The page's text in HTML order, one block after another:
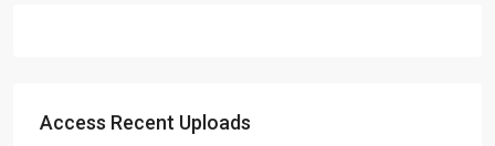
Access Recent Uploads